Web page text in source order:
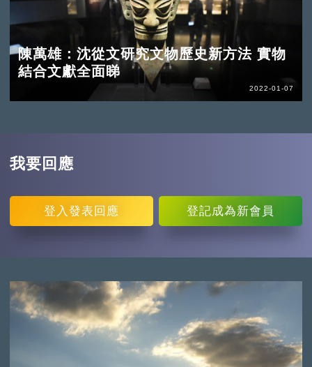
陳萬雄：沈從文研究文物歷史新方法 實物
結合文獻全面睇
2022-01-07
我要回應
登入 發表回應 登記成為新會員